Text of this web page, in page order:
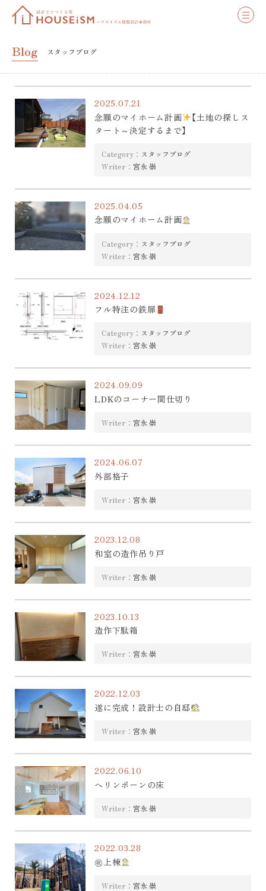
Blog スタッフブログ
2025.07.21
念願のマイホーム計画
【土地の探しス
タート～決定するまで】
Category： スタッフブログ
Writer： 宮永 崇
2025.04.05
念願のマイホーム計画
Category： スタッフブログ
Writer： 宮永 崇
2024.12.12
フル特注の鉄扉
Category： スタッフブログ
Writer： 宮永 崇
2024.09.09
LDKのコーナー間仕切り
Writer： 宮永 崇
2024.06.07
外部格子
Writer： 宮永 崇
2023.12.08
和室の造作吊り戸
Writer： 宮永 崇
2023.10.13
造作下駄箱
Writer： 宮永 崇
2022.12.03
遂に完成！設計士の自邸
Writer： 宮永 崇
2022.06.10
ヘリンボーンの床
Writer： 宮永 崇
2022.03.28
㊗上棟
Writer： 宮永 崇